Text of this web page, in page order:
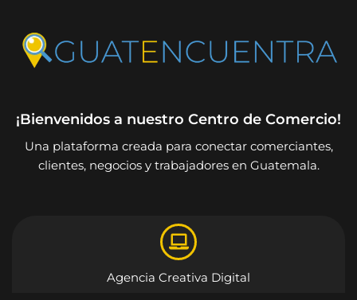
¡Bienvenidos a nuestro Centro de Comercio!
Una plataforma creada para conectar comerciantes,
clientes, negocios y trabajadores en Guatemala.
Agencia Creativa Digital